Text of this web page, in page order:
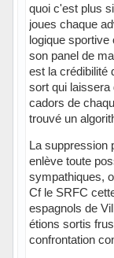
quoi c'est plus
joues chaque
logique sportive
son panel de
est la crédibilité
sort qui laissera
cadors de
trouvé un
La suppression
enlève toute
sympathiques,
Cf le SRFC
espagnols de
étions sortis
confrontation